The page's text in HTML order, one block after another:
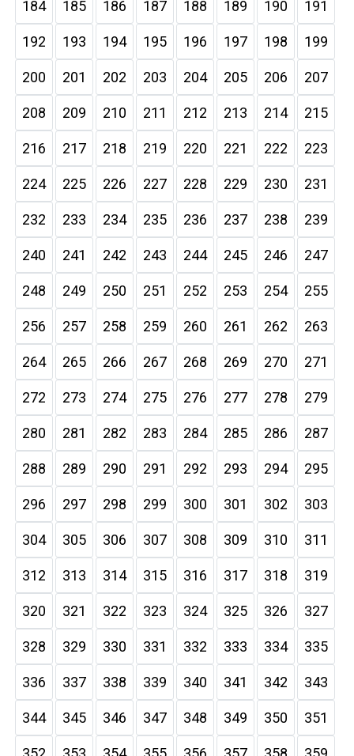
184 185 186 187 188 189 190 191
192 193 194 195 196 197 198 199
200 201 202 203 204 205 206 207
208 209 210 211 212 213 214 215
216 217 218 219 220 221 222 223
224 225 226 227 228 229 230 231
232 233 234 235 236 237 238 239
240 241 242 243 244 245 246 247
248 249 250 251 252 253 254 255
256 257 258 259 260 261 262 263
264 265 266 267 268 269 270 271
272 273 274 275 276 277 278 279
280 281 282 283 284 285 286 287
288 289 290 291 292 293 294 295
296 297 298 299 300 301 302 303
304 305 306 307 308 309 310 311
312 313 314 315 316 317 318 319
320 321 322 323 324 325 326 327
328 329 330 331 332 333 334 335
336 337 338 339 340 341 342 343
344 345 346 347 348 349 350 351